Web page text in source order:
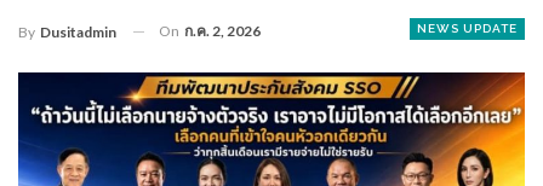
NEWS UPDATE
By Dusitadmin On ก.ค. 2, 2026